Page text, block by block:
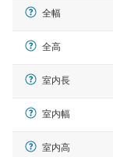
全幅
全高
室内長
室内幅
室内高